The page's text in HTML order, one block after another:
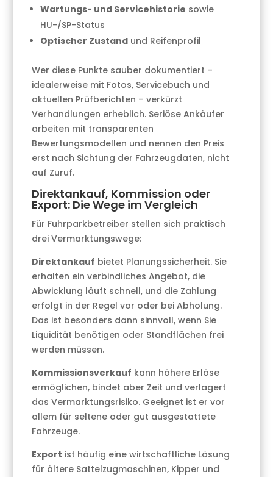
Wartungs- und Servicehistorie sowie
HU-/SP-Status
Optischer Zustand und Reifenprofil
Wer diese Punkte sauber dokumentiert –
idealerweise mit Fotos, Servicebuch und
aktuellen Prüfberichten – verkürzt
Verhandlungen erheblich. Seriöse Ankäufer
arbeiten mit transparenten
Bewertungsmodellen und nennen den Preis
erst nach Sichtung der Fahrzeugdaten, nicht
auf Zuruf.
Direktankauf, Kommission oder
Export: Die Wege im Vergleich
Für Fuhrparkbetreiber stellen sich praktisch
drei Vermarktungswege:
Direktankauf bietet Planungssicherheit. Sie
erhalten ein verbindliches Angebot, die
Abwicklung läuft schnell, und die Zahlung
erfolgt in der Regel vor oder bei Abholung.
Das ist besonders dann sinnvoll, wenn Sie
Liquidität benötigen oder Standflächen frei
werden müssen.
Kommissionsverkauf kann höhere Erlöse
ermöglichen, bindet aber Zeit und verlagert
das Vermarktungsrisiko. Geeignet ist er vor
allem für seltene oder gut ausgestattete
Fahrzeuge.
Export ist häufig eine wirtschaftliche Lösung
für ältere Sattelzugmaschinen, Kipper und